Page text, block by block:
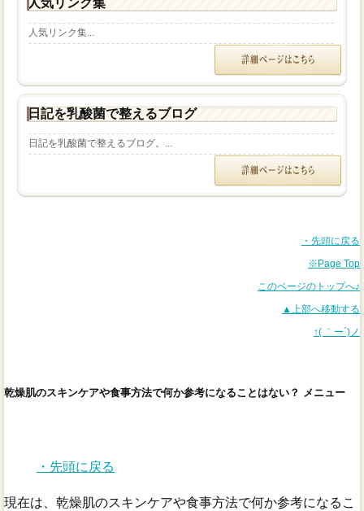
人気リンク集
人気リンク集...
日記を乳酸菌で整えるブログ
日記を乳酸菌で整えるブログ。...
・先頭に戻る
※Page Top
このページのトップへ♪
▲上部へ移動する
↑( ｀ー´)ノ
乾燥肌のスキンケアや食事方法で何か参考になることはない？ メニュー
・先頭に戻る
現在は、乾燥肌のスキンケアや食事方法で何か参考になるこ